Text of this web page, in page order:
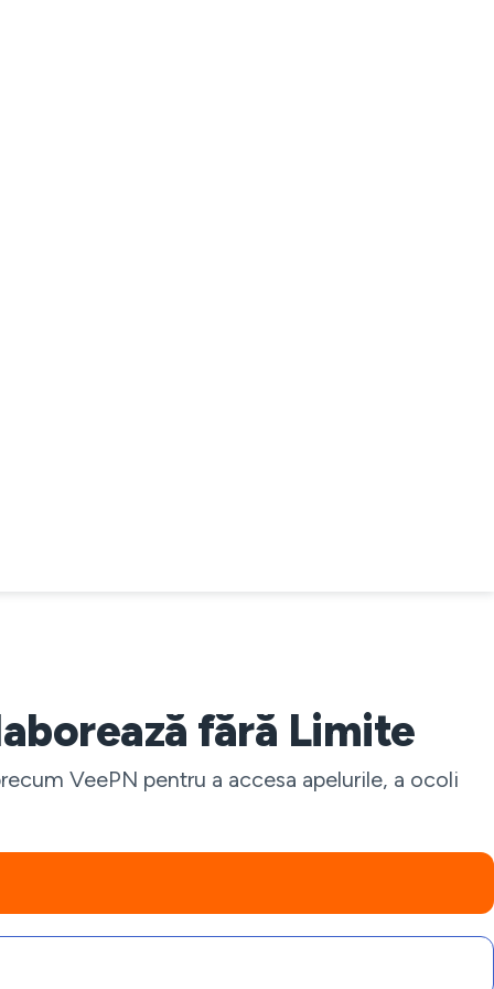
fără Limite
VeePN pentru a accesa apelurile, a ocoli